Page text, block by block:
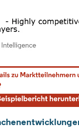
Wiederverwendung